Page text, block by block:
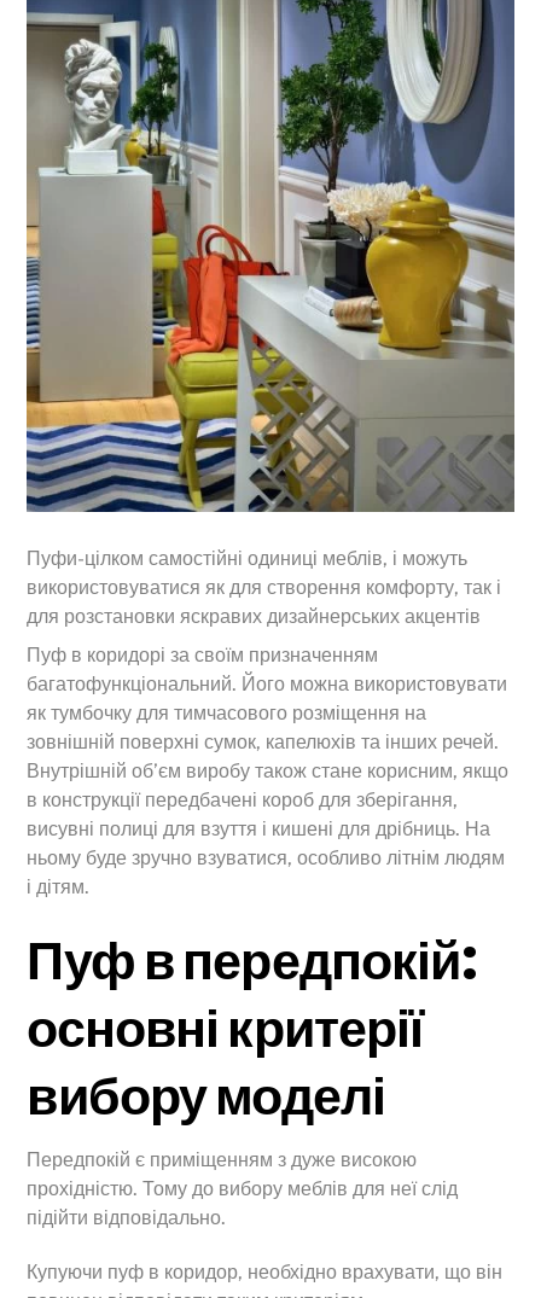
Пуфи-цілком самостійні одиниці меблів, і можуть
використовуватися як для створення комфорту, так і
для розстановки яскравих дизайнерських акцентів
Пуф в коридорі за своїм призначенням
багатофункціональний. Його можна використовувати
як тумбочку для тимчасового розміщення на
зовнішній поверхні сумок, капелюхів та інших речей.
Внутрішній об’єм виробу також стане корисним, якщо
в конструкції передбачені короб для зберігання,
висувні полиці для взуття і кишені для дрібниць. На
ньому буде зручно взуватися, особливо літнім людям
і дітям.
Пуф в передпокій:
основні критерії
вибору моделі
Передпокій є приміщенням з дуже високою
прохідністю. Тому до вибору меблів для неї слід
підійти відповідально.
Купуючи пуф в коридор, необхідно врахувати, що він